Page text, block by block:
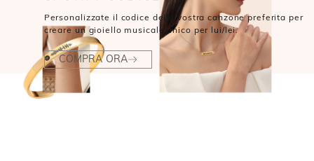
Personalizzate il codice della vostra canzone preferita per
creare un gioiello musicale unico per lui/lei.
COMPRA ORA